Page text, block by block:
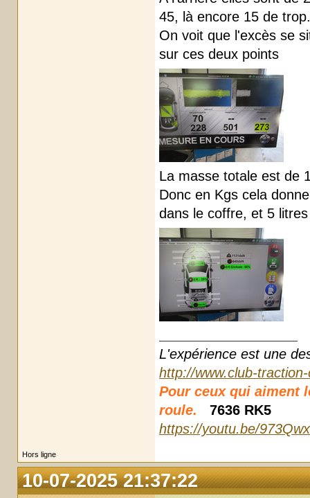
45, là encore 15 de
On voit que l'excès se
sur ces deux points
La masse totale est de
Donc en Kgs cela
dans le coffre, et 5
L'expérience est une
http://www.club-
Pour ceux qui aiment
roule.
7636 RK5
https://youtu.be/
Hors ligne
10-07-2025 21:37:22